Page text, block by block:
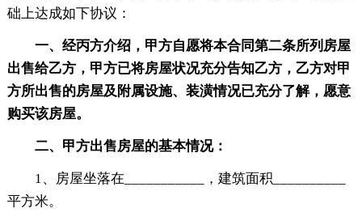
础上达成如下协议：
一、经丙方介绍，甲方自愿将本合同第二条所列房屋
出售给乙方，甲方已将房屋状况充分告知乙方，乙方对甲
方所出售的房屋及附属设施、装潢情况已充分了解，愿意
购买该房屋。
二、甲方出售房屋的基本情况：
1、房屋坐落在___________，建筑面积__________
平方米。